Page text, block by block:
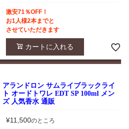
激安71％OFF！
お1人様2本までと
させていただきます
カートに入れる
アランドロン サムライブラックライ
ト オードトワレ EDT SP 100ml メン
ズ 人気香水 通販
¥11,500のところ